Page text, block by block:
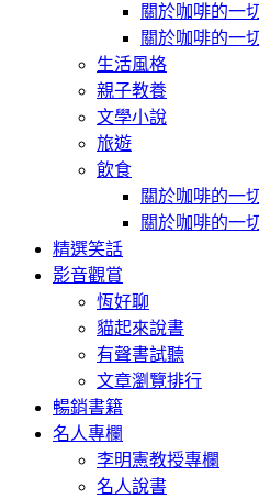
關於咖啡的一
關於咖啡的一
生活風格
親子教養
文學小說
旅遊
飲食
關於咖啡的一
關於咖啡的一
精選笑話
影音觀賞
恆好聊
貓起來說書
有聲書試聽
文章瀏覽排行
暢銷書籍
名人專欄
李明憲教授專欄
名人說書